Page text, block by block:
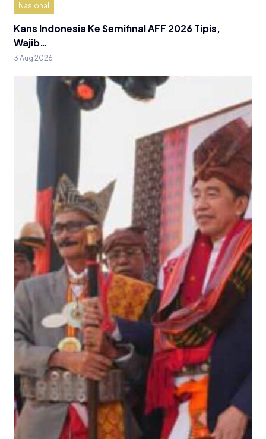
Nasional
Kans Indonesia Ke Semifinal AFF 2026 Tipis,
Wajib…
3 Aug 2026